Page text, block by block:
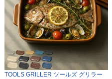
TOOLS GRILLER ツールズ グリラー